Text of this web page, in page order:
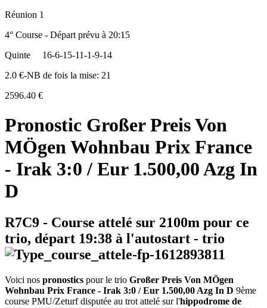
Réunion 1
4° Course - Départ prévu à 20:15
Quinte
16-6-15-11-1-9-14
2.0 €-NB de fois la mise: 21
2596.40 €
Pronostic Großer Preis Von
MÖgen Wohnbau Prix France
- Irak 3:0 / Eur 1.500,00 Azg In
D
R7C9 - Course attelé sur 2100m pour ce
trio, départ 19:38 à l'autostart - trio
Voici nos pronostics pour le trio Großer Preis Von MÖgen
Wohnbau Prix France - Irak 3:0 / Eur 1.500,00 Azg In D 9ème
course PMU/Zeturf disputée au trot attelé sur l'hippodrome de